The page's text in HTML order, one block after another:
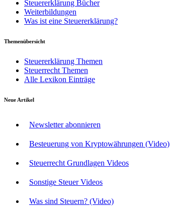
Steuererklärung Bücher
Weiterbildungen
Was ist eine Steuererklärung?
Themenübersicht
Steuererklärung Themen
Steuerrecht Themen
Alle Lexikon Einträge
Neue Artikel
Newsletter abonnieren
Besteuerung von Kryptowährungen (Video)
Steuerrecht Grundlagen Videos
Sonstige Steuer Videos
Was sind Steuern? (Video)